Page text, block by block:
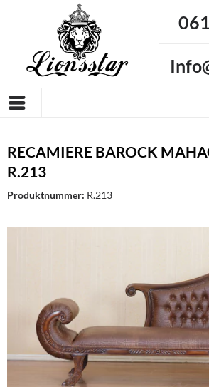
RECAMIERE BAROCK
R.213
Produktnummer: R.213